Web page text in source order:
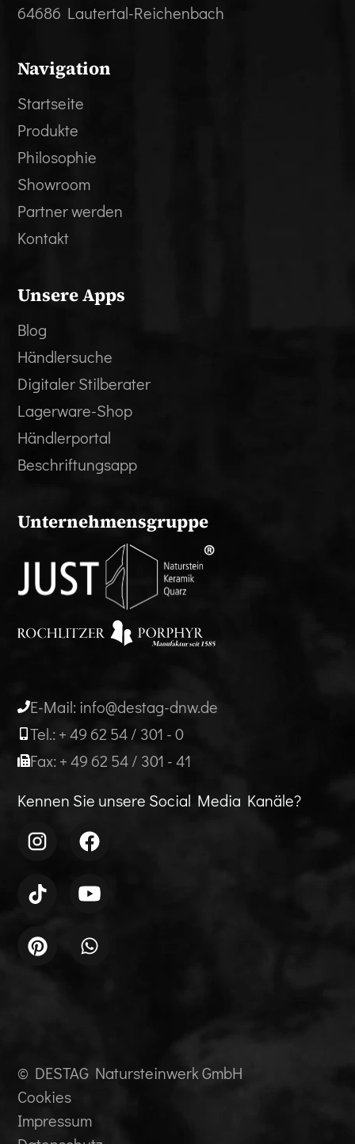
64686 Lautertal-Reichenbach
Navigation
Startseite
Produkte
Philosophie
Showroom
Partner werden
Kontakt
Unsere Apps
Blog
Händlersuche
Digitaler Stilberater
Lagerware-Shop
Händlerportal
Beschriftungsapp
Unternehmensgruppe
E-Mail: info@destag-dnw.de
Tel.: + 49 62 54 / 301 - 0
Fax: + 49 62 54 / 301 - 41
Kennen Sie unsere Social Media Kanäle?
© DESTAG Natursteinwerk GmbH
Cookies
Impressum